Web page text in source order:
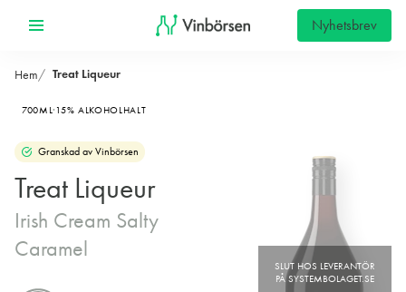
Nyhetsbrev
Hem Treat Liqueur
700ML 15% ALKOHOLHALT
Granskad av Vinbörsen
Treat Liqueur
Irish Cream Salty
Caramel